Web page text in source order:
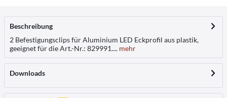
Beschreibung
2 Befestigungsclips für Aluminium LED Eckprofil aus plastik,
geeignet für die Art.-Nr.: 829991.... mehr
Downloads